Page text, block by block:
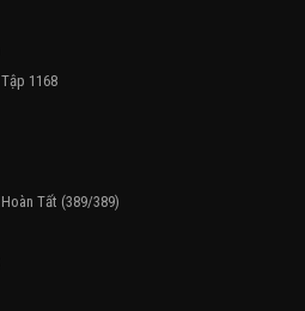
Tập 1168
Hoàn Tất (389/389)